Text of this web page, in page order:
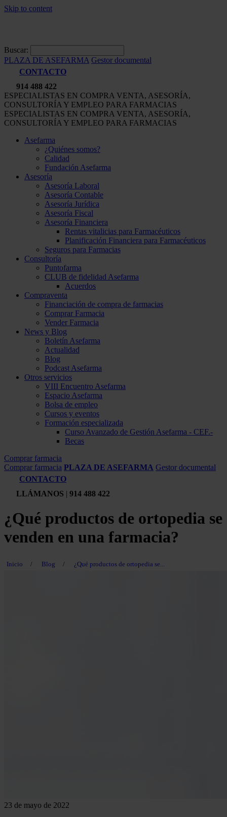
Skip to content
Buscar:
PLAZA DE ASEFARMA Gestor documental
CONTACTO
914 488 422
ESPECIALISTAS EN COMPRA VENTA, ASESORÍA,
CONSULTORÍA Y EMPLEO PARA FARMACIAS
ESPECIALISTAS EN COMPRA VENTA, ASESORÍA,
CONSULTORÍA Y EMPLEO PARA FARMACIAS
Asefarma
¿Quiénes somos?
Calidad
Fundación Asefarma
Asesoría
Asesoría Laboral
Asesoría Contable
Asesoría Jurídica
Asesoría Fiscal
Asesoría Financiera
Rentas vitalicias para Farmacéuticos
Planificación Financiera para Farmacéuticos
Seguros para Farmacias
Consultoría
Puntofarma
CLUB de fidelidad Asefarma
Acuerdos
Compraventa
Financiación de compra de farmacias
Comprar Farmacia
Vender Farmacia
News y Blog
Boletín Asefarma
Actualidad
Blog
Podcast Asefarma
Otros servicios
VIII Encuentro Asefarma
Espacio Asefarma
Bolsa de empleo
Cursos y eventos
Formación especializada
Curso Avanzado de Gestión Asefarma - CEF.-
Becas
Comprar farmacia
Comprar farmacia PLAZA DE ASEFARMA Gestor documental
CONTACTO
LLÁMANOS | 914 488 422
¿Qué productos de ortopedia se
venden en una farmacia?
Inicio / Blog / ¿Qué productos de ortopedia se...
23 de mayo de 2022